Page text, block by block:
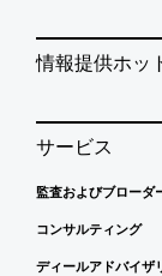
情報提供ホッ
サービス
監査およびブローダ
コンサルティング
ディールアドバイザ